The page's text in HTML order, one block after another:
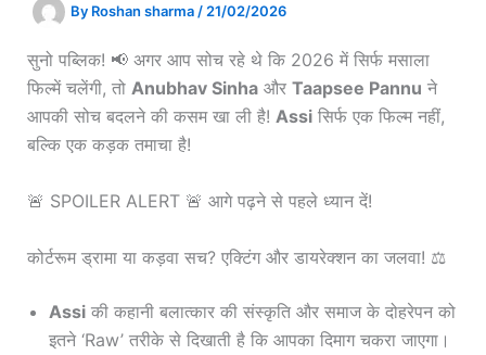
By Roshan sharma / 21/02/2026
सुनो पब्लिक! 📢 अगर आप सोच रहे थे कि 2026 में सिर्फ मसाला
फिल्में चलेंगी, तो Anubhav Sinhaऔर Taapsee Pannu ने
आपकी सोच बदलने की कसम खा ली है! Assiसिर्फ एक फिल्म नहीं,
बल्कि एक कड़क तमाचा है!
🚨 SPOILER ALERT 🚨 आगे पढ़ने से पहले ध्यान दें!
कोर्टरूम ड्रामा या कड़वा सच? एक्टिंग और डायरेक्शन का जलवा! ⚖️
Assiकी कहानी बलात्कार की संस्कृति और समाज के दोहरेपन को
इतने ‘Raw’ तरीके से दिखाती है कि आपका दिमाग चकरा जाएगा।